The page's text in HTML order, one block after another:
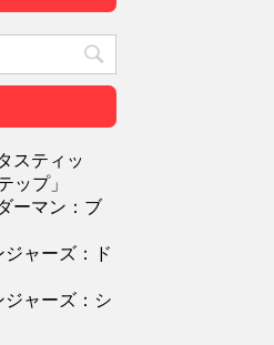
スティッ
ップ」
ーマン：ブ
ャーズ：ド
ャーズ：シ